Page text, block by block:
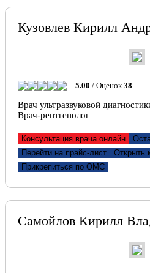
Кузовлев Кирилл
5.00 / Оценок 38
Врач ультразвуковой
Врач-рентгенолог
Консультация врача онлайн
Перейти на прайс-лист
Открыть
Прикрепиться по ОМС
Самойлов Кирилл